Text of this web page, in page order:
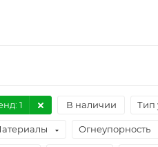
: 1 В наличии Тип
Огнеупорность